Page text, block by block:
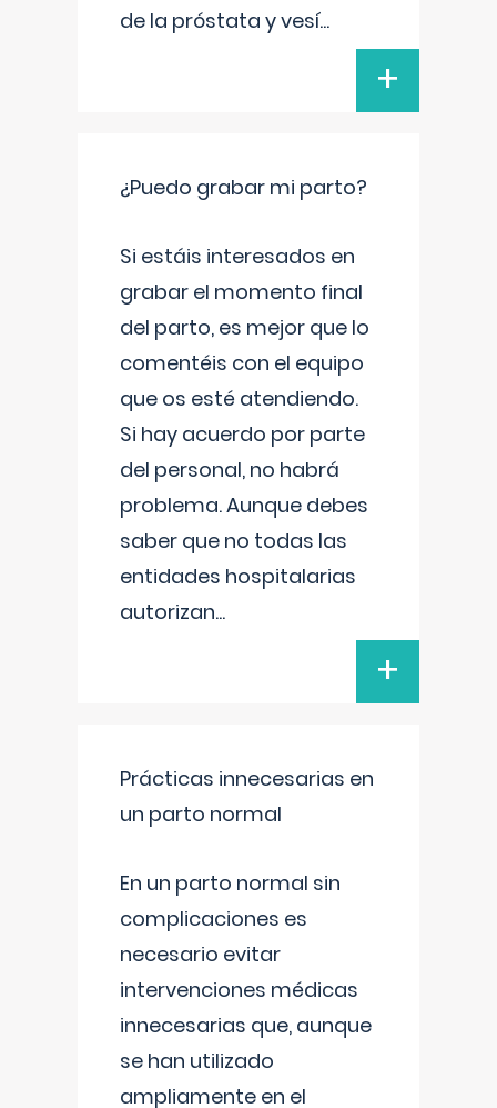
de la próstata y vesí...
+
¿Puedo grabar mi parto?
Si estáis interesados en
grabar el momento final
del parto, es mejor que lo
comentéis con el equipo
que os esté atendiendo.
Si hay acuerdo por parte
del personal, no habrá
problema. Aunque debes
saber que no todas las
entidades hospitalarias
autorizan...
+
Prácticas innecesarias en
un parto normal
En un parto normal sin
complicaciones es
necesario evitar
intervenciones médicas
innecesarias que, aunque
se han utilizado
ampliamente en el